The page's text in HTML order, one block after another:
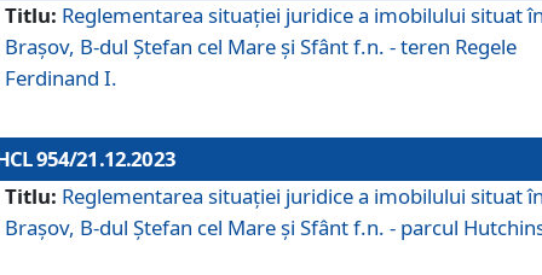
Titlu: Reglementarea situației juridice a imobilului situat
Brașov, B-dul Ștefan cel Mare și Sfânt f.n. - teren Regele
Ferdinand I.
954/21.12.2023
Titlu: Reglementarea situației juridice a imobilului situat
Brașov, B-dul Ștefan cel Mare și Sfânt f.n. - parcul